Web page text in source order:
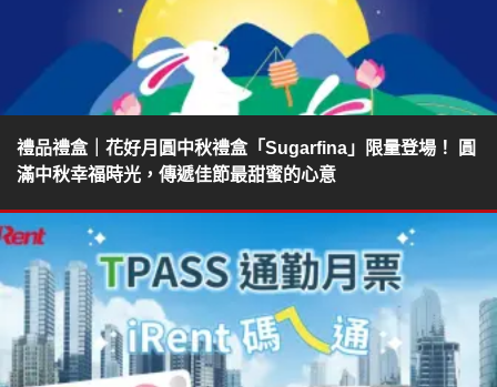
禮品禮盒｜花好月圓中秋禮盒「Sugarfina」限量登場！ 圓
滿中秋幸福時光，傳遞佳節最甜蜜的心意